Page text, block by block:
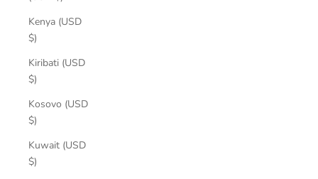
Kenya (USD
$)
Kiribati (USD
$)
Kosovo (USD
$)
Kuwait (USD
$)